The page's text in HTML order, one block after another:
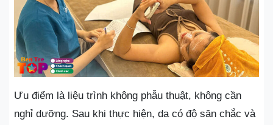
Ưu điểm là liệu trình không phẫu thuật, không cần
nghỉ dưỡng. Sau khi thực hiện, da có độ săn chắc và